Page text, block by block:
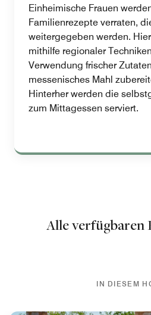
Einheimische Frauen
Familienrezepte verraten,
weitergegeben werden.
mithilfe regionaler
Verwendung frischer
messenisches Mahl
Hinterher werden die
zum Mittagessen serviert.
Alle verfügbaren
IN DIESEM